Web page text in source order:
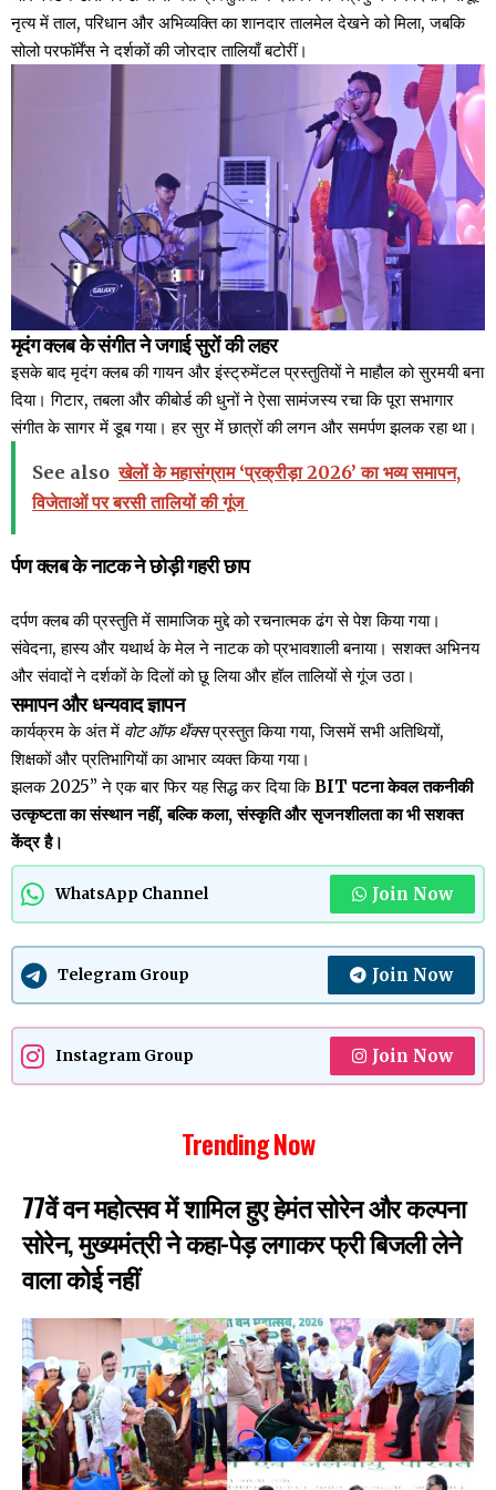
नृत्य में ताल, परिधान और अभिव्यक्ति का शानदार तालमेल देखने को मिला, जबकि
सोलो परफॉर्मेंस ने दर्शकों की जोरदार तालियाँ बटोरीं।
मृदंग क्लब के संगीत ने जगाई सुरों की लहर
इसके बाद मृदंग क्लब की गायन और इंस्ट्रुमेंटल प्रस्तुतियों ने माहौल को सुरमयी बना
दिया। गिटार, तबला और कीबोर्ड की धुनों ने ऐसा सामंजस्य रचा कि पूरा सभागार
संगीत के सागर में डूब गया। हर सुर में छात्रों की लगन और समर्पण झलक रहा था।
See also खेलों के महासंग्राम ‘प्रक्रीड़ा 2026’ का भव्य समापन,
विजेताओं पर बरसी तालियों की गूंज
र्पण क्लब के नाटक ने छोड़ी गहरी छाप
दर्पण क्लब की प्रस्तुति में सामाजिक मुद्दे को रचनात्मक ढंग से पेश किया गया।
संवेदना, हास्य और यथार्थ के मेल ने नाटक को प्रभावशाली बनाया। सशक्त अभिनय
और संवादों ने दर्शकों के दिलों को छू लिया और हॉल तालियों से गूंज उठा।
समापन और धन्यवाद ज्ञापन
कार्यक्रम के अंत में वोट ऑफ थैंक्सप्रस्तुत किया गया, जिसमें सभी अतिथियों,
शिक्षकों और प्रतिभागियों का आभार व्यक्त किया गया।
झलक 2025” ने एक बार फिर यह सिद्ध कर दिया कि BIT पटना केवल तकनीकी
उत्कृष्टता का संस्थान नहीं, बल्कि कला, संस्कृति और सृजनशीलता का भी सशक्त
केंद्र है।
WhatsApp Channel Join Now
Telegram Group Join Now
Instagram Group Join Now
Trending Now
77वें वन महोत्सव में शामिल हुए हेमंत सोरेन और कल्पना
सोरेन, मुख्यमंत्री ने कहा-पेड़ लगाकर फ्री बिजली लेने
वाला कोई नहीं